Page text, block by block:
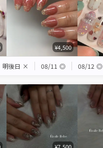
¥4,500
明後日 × 08/11 ◎ 08/12 ◎